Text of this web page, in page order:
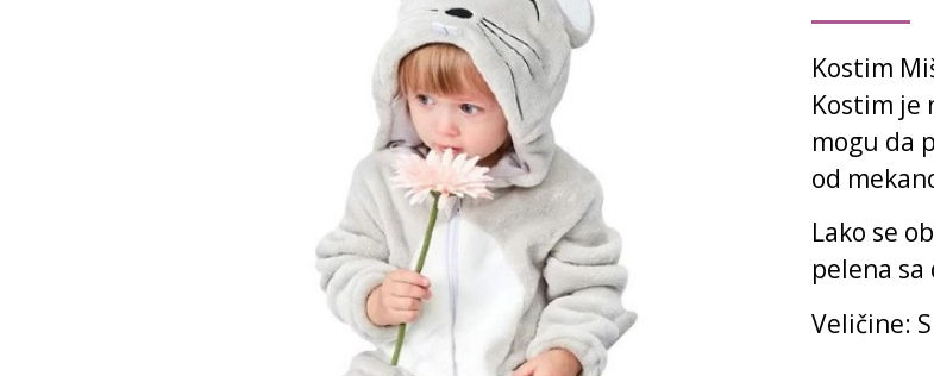
Kostim
Kostim je
mogu da
od
Lako se
pelena
Veličine: